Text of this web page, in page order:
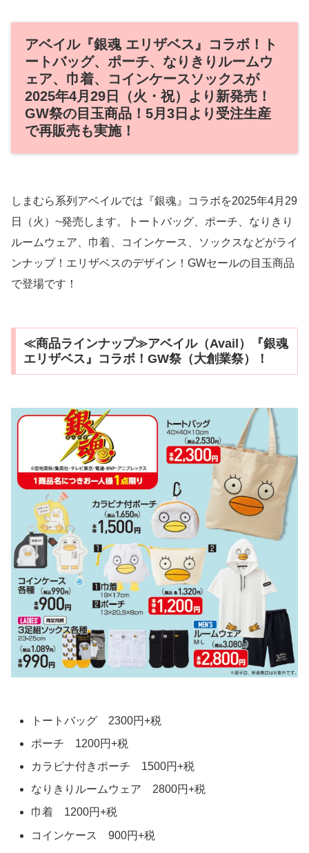
アベイル『銀魂 エリザベス』コラボ！ト
ートバッグ、ポーチ、なりきりルームウ
ェア、巾着、コインケースソックスが
2025年4月29日（火・祝）より新発売！
GW祭の目玉商品！5月3日より受注生産
で再販売も実施！
しまむら系列アベイルでは『銀魂』コラボを2025年4月29
日（火）~発売します。トートバッグ、ポーチ、なりきり
ルームウェア、巾着、コインケース、ソックスなどがライ
ンナップ！エリザベスのデザイン！GWセールの目玉商品
で登場です！
≪商品ラインナップ≫アベイル（Avail）『銀魂
エリザベス』コラボ！GW祭（大創業祭）！
トートバッグ 2300円+税
ポーチ 1200円+税
カラビナ付きポーチ 1500円+税
なりきりルームウェア 2800円+税
巾着 1200円+税
コインケース 900円+税